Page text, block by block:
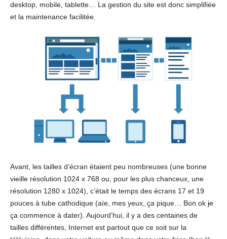
desktop, mobile, tablette… La gestion du site est donc simplifiée
et la maintenance facilitée.
Avant, les tailles d’écran étaient peu nombreuses (une bonne
vieille résolution 1024 x 768 ou, pour les plus chanceux, une
résolution 1280 x 1024), c’était le temps des écrans 17 et 19
pouces à tube cathodique (aïe, mes yeux, ça pique… Bon ok je
ça commence à dater). Aujourd’hui, il y a des centaines de
tailles différentes, Internet est partout que ce soit sur la